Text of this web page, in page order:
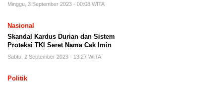
Minggu, 3 September 2023 - 00:08 WITA
Nasional
Skandal Kardus Durian dan Sistem
Proteksi TKI Seret Nama Cak Imin
Sabtu, 2 September 2023 - 13:27 WITA
Politik